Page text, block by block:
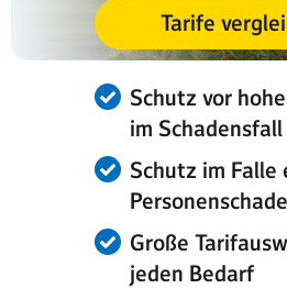
Schutz vor
im Schadensfall
Schutz im Falle
Große
jeden Bedarf
Tarife